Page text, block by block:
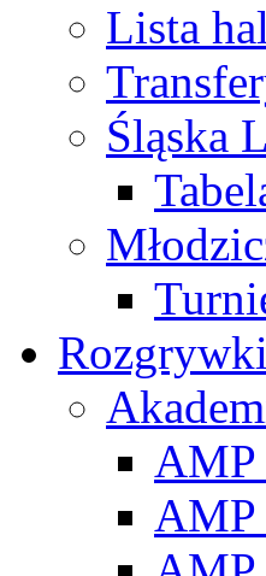
Lista
Śląska
AMP
AMP